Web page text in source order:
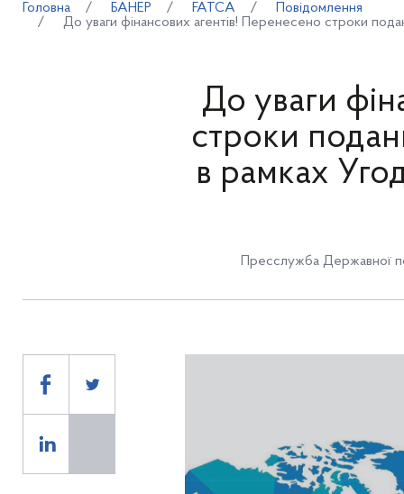
Головна БАНЕР FATCA
Повідомлення
До уваги фінансових агентів! Перенесено строки
До уваги
строки
в рамках
Пресслужба Державної